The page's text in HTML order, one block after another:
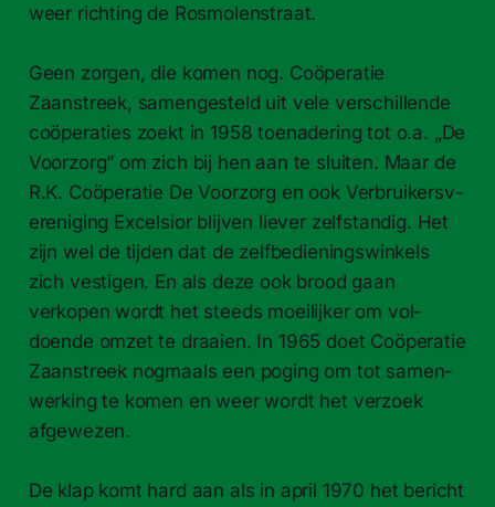
weer richt­ing de Ros­molen­straat.
Geen zor­gen, die komen nog. Coöper­atie
Zaanstreek, samengesteld uit vele ver­schil­lende
coöper­aties zoekt in 1958 toe­nader­ing tot o.a. „De
Voor­zorg” om zich bij hen aan te sluiten. Maar de
R.K. Coöper­atie De Voor­zorg en ook Ver­bruik­ersv­
erenig­ing Excel­sior bli­jven liever zelf­s­tandig. Het
zijn wel de tij­den dat de zelf­be­di­en­ingswinkels
zich ves­ti­gen. En als deze ook brood gaan
verkopen wordt het steeds moeil­ijker om vol­
doende omzet te draaien. In 1965 doet Coöper­atie
Zaanstreek nog­maals een poging om tot samen­
werk­ing te komen en weer wordt het ver­zoek
afgewezen.
De klap komt hard aan als in april 1970 het bericht